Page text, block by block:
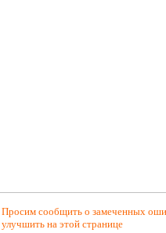
Просим сообщить о замеченных
улучшить на этой странице